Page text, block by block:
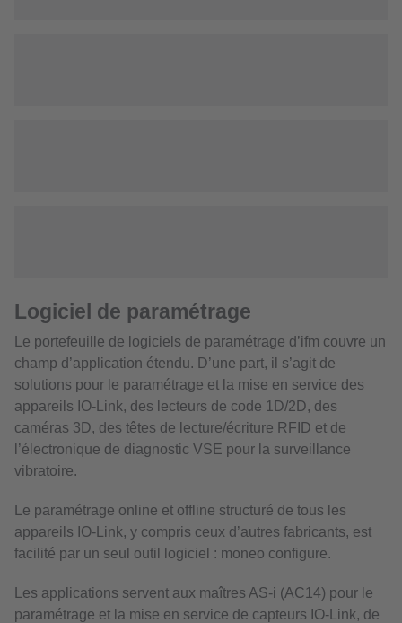
Logiciel de paramétrage
Le portefeuille de logiciels de paramétrage d’ifm couvre un
champ d’application étendu. D’une part, il s’agit de
solutions pour le paramétrage et la mise en service des
appareils IO-Link, des lecteurs de code 1D/2D, des
caméras 3D, des têtes de lecture/écriture RFID et de
l’électronique de diagnostic VSE pour la surveillance
vibratoire.
Le paramétrage online et offline structuré de tous les
appareils IO-Link, y compris ceux d’autres fabricants, est
facilité par un seul outil logiciel : moneo configure.
Les applications servent aux maîtres AS-i (AC14) pour le
paramétrage et la mise en service de capteurs IO-Link, de